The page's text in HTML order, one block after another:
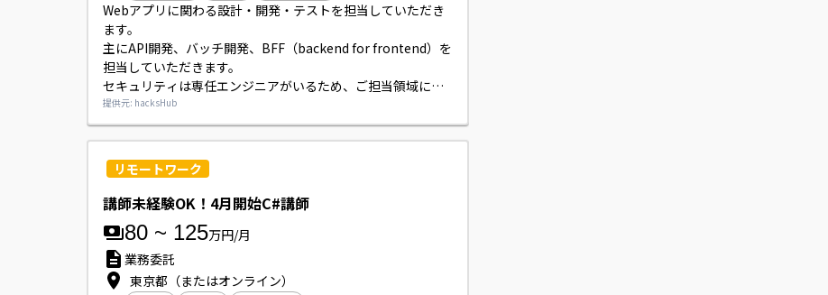
Webアプリに関わる設計・開発・テストを担当していただき
ます。
主にAPI開発、バッチ開発、BFF（backend for frontend）を
担当していただきます。
セキュリティは専任エンジニアがいるため、ご担当領域に専
念できる環境です。
提供元: hacksHub
リモートワーク
講師未経験OK！4月開始C#講師
80 ~ 125万円/月
業務委託
東京都（またはオンライン）